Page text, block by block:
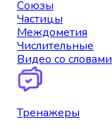
Союзы
Частицы
Междометия
Числительные
Видео со словами
Тренажеры